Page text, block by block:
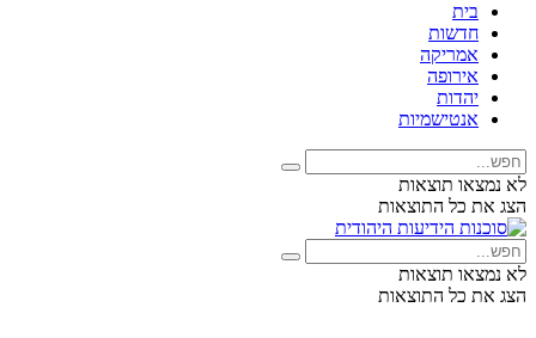
בית
חדשות
אמריקה
אירופה
יהדות
אנטישמיות
לא נמצאו תוצאות
הצג את כל התוצאות
לא נמצאו תוצאות
הצג את כל התוצאות